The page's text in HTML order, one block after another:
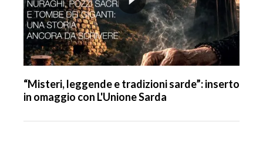
“Misteri, leggende e tradizioni sarde”: inserto
in omaggio con L'Unione Sarda